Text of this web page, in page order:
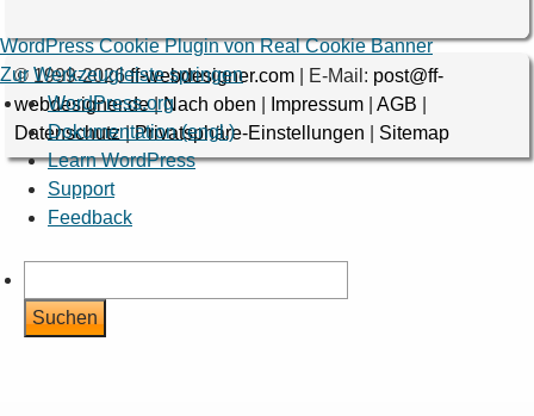
© 1999-2026ff-webdesigner.com | E-Mail: post@ff-
webdesigner.de|Nach oben Impressum |AGB
Datenschutz|Privatsphäre-Einstellungen Sitemap
WordPress Cookie Plugin von Real Cookie Banner
Zur Werkzeugleiste springen
Über
WordPress
WordPress.org
Dokumentation (engl.)
Learn WordPress
Support
Feedback